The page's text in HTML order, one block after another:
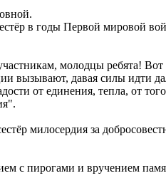
в годы Первой мировой
молодцы ребята! Вот
вызывают, давая силы идти
от единения, тепла, от
милосердия за
с пирогами и вручением